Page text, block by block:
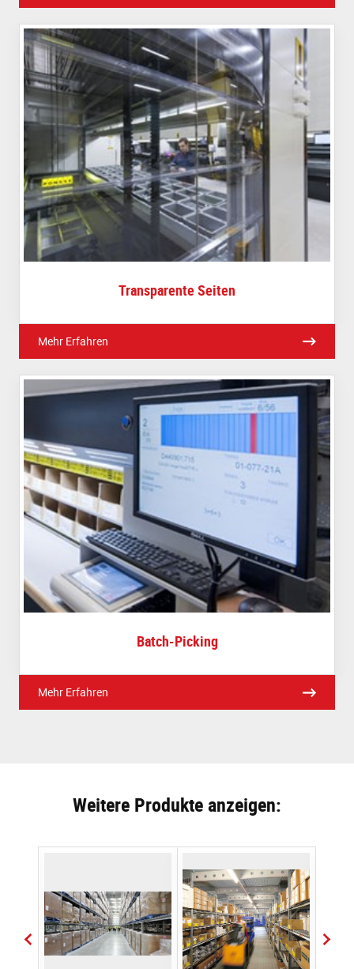
Transparente Seiten
Mehr Erfahren
Batch-Picking
Mehr Erfahren
Weitere Produkte anzeigen: